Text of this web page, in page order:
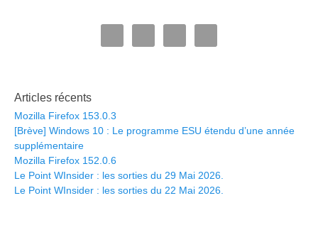
Articles récents
Mozilla Firefox 153.0.3
[Brève] Windows 10 : Le programme ESU étendu d’une année
supplémentaire
Mozilla Firefox 152.0.6
Le Point WInsider : les sorties du 29 Mai 2026.
Le Point WInsider : les sorties du 22 Mai 2026.